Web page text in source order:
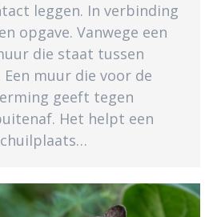
leggen. In verbinding
opgave. Vanwege een
die staat tussen
muur die voor de
geeft tegen
Het helpt een